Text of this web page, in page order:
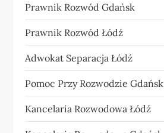
Prawnik Rozwód Gdańsk
Prawnik Rozwód Łódź
Adwokat Separacja Łódź
Pomoc Przy Rozwodzie Gdańsk
Kancelaria Rozwodowa Łódź